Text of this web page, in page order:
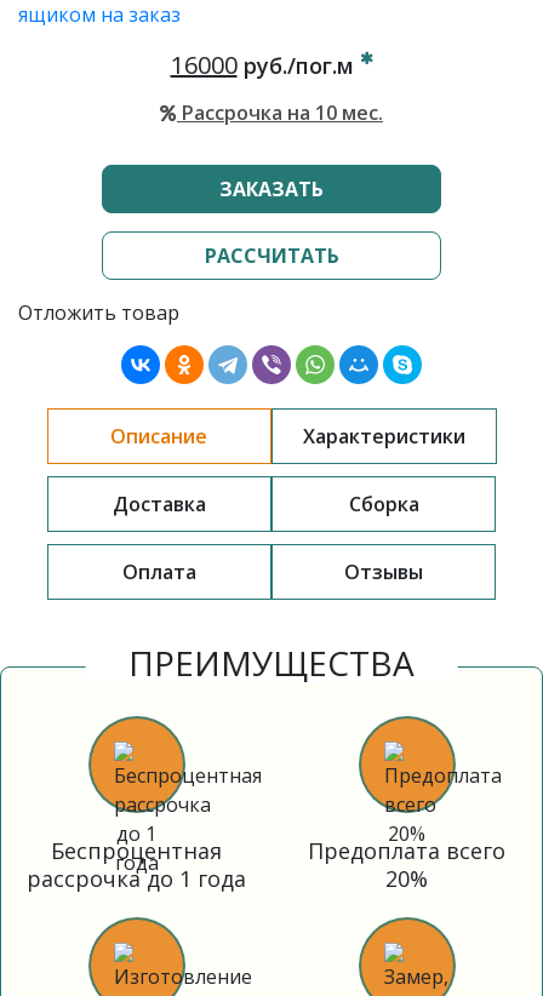
16000руб./пог.м
Рассрочка на 10 мес.
ЗАКАЗАТЬ
РАССЧИТАТЬ
Отложить товар
Описание Характеристики
Доставка Сборка
Оплата Отзывы
ПРЕИМУЩЕСТВА
Беспроцентная
рассрочка до 1 года
Предоплата всего
20%